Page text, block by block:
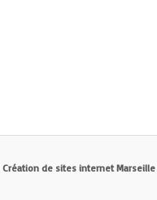
Création de sites internet Marseille